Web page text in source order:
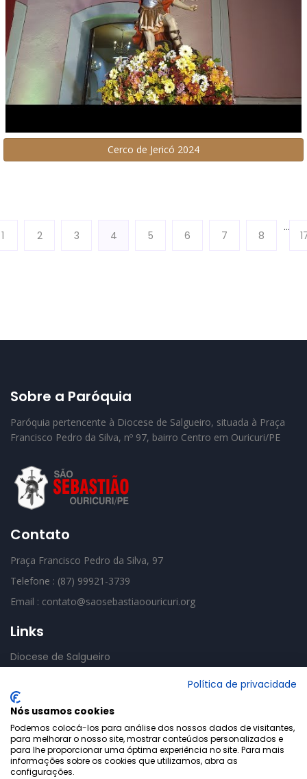
Cerco de Jericó 2024
1 2 3 4 5 6 7 8
...
Sobre a Paróquia
Paróquia pertencente à Diocese de Salgueiro, situada à Praça
Francisco Pedro da Silva, nº 97, bairro Centro em Ouricuri/PE
Contato
Praça Francisco Pedro da Silva, 97
Telefone : (87) 99921-3739
Email : contato@saosebastiaoouricuri.org
Links
Diocese de Salgueiro
Basília Mãe das Dores
Política de privacidade
Nós usamos cookies
Podemos colocá-los para análise dos nossos dados de visitantes,
para melhorar o nosso site, mostrar conteúdos personalizados e
para lhe proporcionar uma óptima experiência no site. Para mais
informações sobre os cookies que utilizamos, abra as
configurações.